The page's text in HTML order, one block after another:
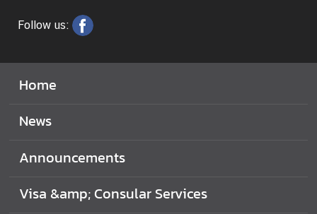
c
s
n
r
t
Follow us:
Home
News
Announcements
Visa &amp; Consular Services